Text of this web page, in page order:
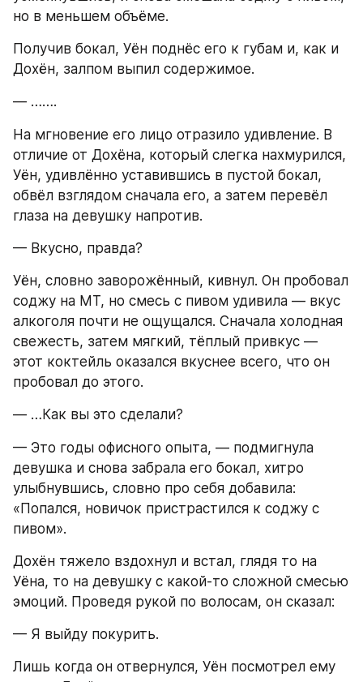
но в меньшем объёме.
Получив бокал, Уён поднёс его к губам и, как и
Дохён, залпом выпил содержимое.
— …….
На мгновение его лицо отразило удивление. В
отличие от Дохёна, который слегка нахмурился,
Уён, удивлённо уставившись в пустой бокал,
обвёл взглядом сначала его, а затем перевёл
глаза на девушку напротив.
— Вкусно, правда?
Уён, словно заворожённый, кивнул. Он пробовал
соджу на МТ, но смесь с пивом удивила — вкус
алкоголя почти не ощущался. Сначала холодная
свежесть, затем мягкий, тёплый привкус —
этот коктейль оказался вкуснее всего, что он
пробовал до этого.
— …Как вы это сделали?
— Это годы офисного опыта, — подмигнула
девушка и снова забрала его бокал, хитро
улыбнувшись, словно про себя добавила:
«Попался, новичок пристрастился к соджу с
пивом».
Дохён тяжело вздохнул и встал, глядя то на
Уёна, то на девушку с какой-то сложной смесью
эмоций. Проведя рукой по волосам, он сказал:
— Я выйду покурить.
Лишь когда он отвернулся, Уён посмотрел ему